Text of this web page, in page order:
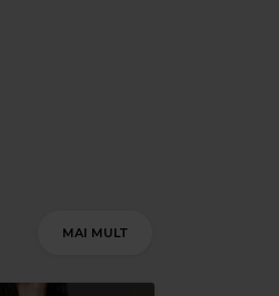
MAI MULT